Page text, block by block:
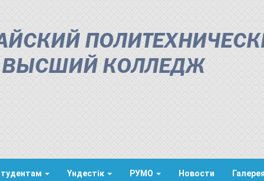
ВЫСШИЙ КОЛЛЕДЖ
Үндестік РУМО Новости Галерея